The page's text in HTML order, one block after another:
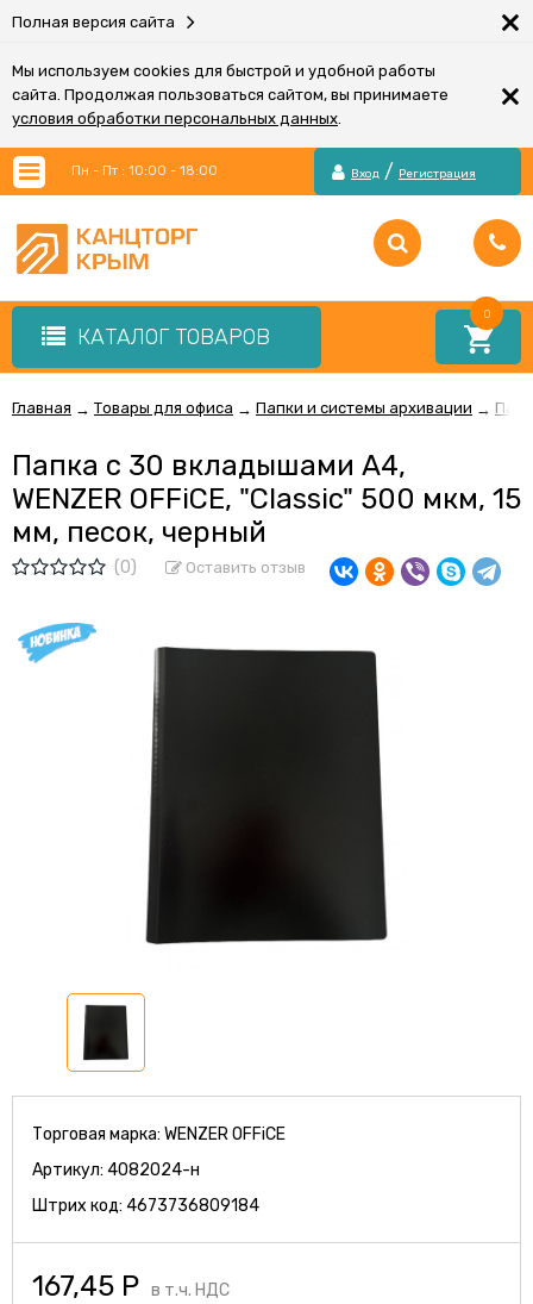
Полная версия сайта ×
Мы используем cookies для быстрой и удобной работы
сайта. Продолжая пользоваться сайтом, вы принимаете
условия обработки персональных данных.
×
Пн - Пт : 10:00 - 18:00 Вход / Регистрация
КАТАЛОГ ТОВАРОВ
0
Главная → Товары для офиса → Папки и системы архивации →
Папка с 30 вкладышами А4,
WENZER OFFiCE, "Classic" 500 мкм, 15
мм, песок, черный
(0) Оставить отзыв
Торговая марка: WENZER OFFiCE
Артикул: 4082024-н
Штрих код: 4673736809184
167,45 Р в т.ч. НДС